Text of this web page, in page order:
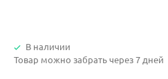
В наличии
Товар можно забрать через 7 дней